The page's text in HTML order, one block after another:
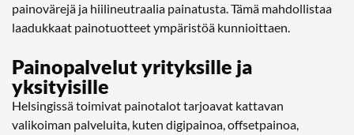
painovärejä ja hiilineutraalia painatusta. Tämä mahdollistaa
laadukkaat painotuotteet ympäristöä kunnioittaen.
Painopalvelut yrityksille ja
yksityisille
Helsingissä toimivat painotalot tarjoavat kattavan
valikoiman palveluita, kuten digipainoa, offsetpainoa,